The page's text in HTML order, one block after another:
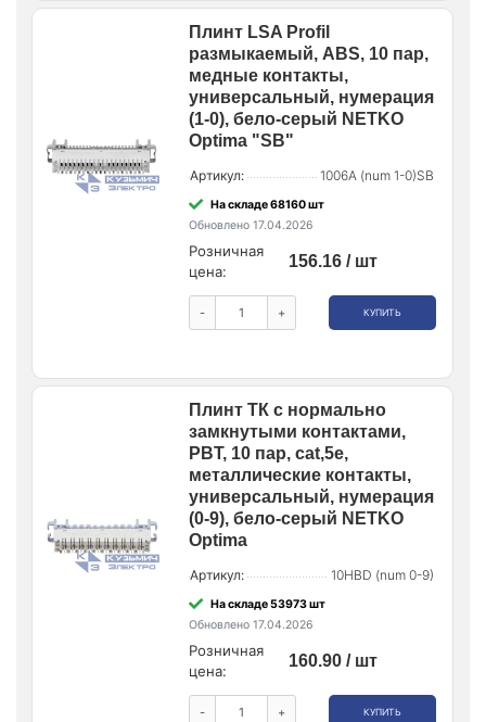
Плинт LSA Profil
размыкаемый, ABS, 10 пар,
медные контакты,
универсальный, нумерация
(1-0), бело-серый NETKO
Optima "SB"
Артикул: 1006A (num 1-0)SB
На складе 68160 шт
Обновлено 17.04.2026
Розничная
цена:
156.16 / шт
- + КУПИТЬ
Плинт ТК с нормально
замкнутыми контактами,
PBT, 10 пар, cat,5e,
металлические контакты,
универсальный, нумерация
(0-9), бело-серый NETKO
Optima
Артикул: 10HBD (num 0-9)
На складе 53973 шт
Обновлено 17.04.2026
Розничная
цена:
160.90 / шт
- + КУПИТЬ